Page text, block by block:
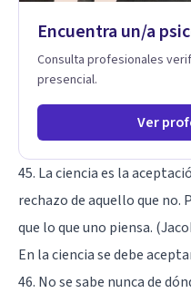
Encuentra un/a
Consulta profesionales
presencial.
Ver
45. La ciencia es la
rechazo de aquello que no.
que lo que uno piensa.
En la ciencia se debe
46. No se sabe nunca de